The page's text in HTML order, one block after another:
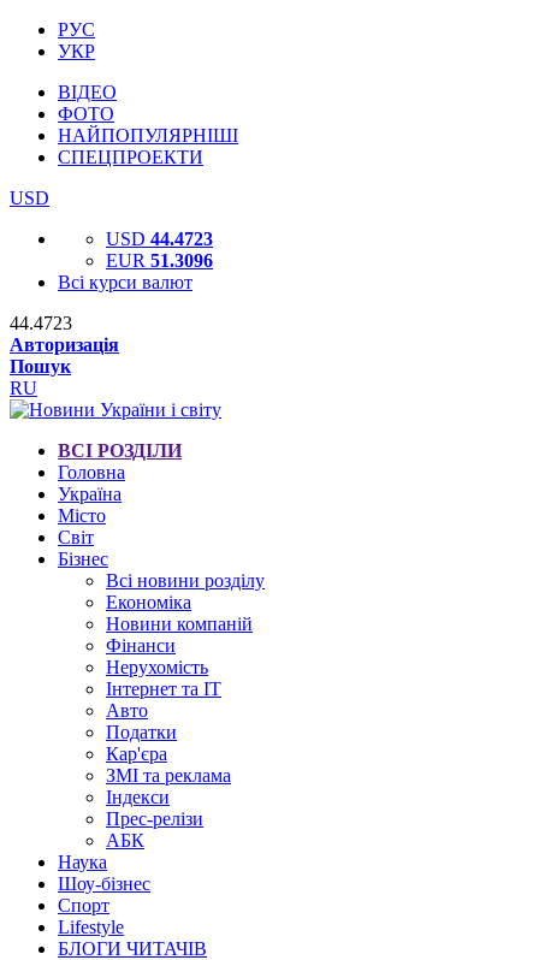
РУС
УКР
ВІДЕО
ФОТО
НАЙПОПУЛЯРНІШІ
СПЕЦПРОЕКТИ
USD
USD 44.4723
EUR 51.3096
Всі курси валют
44.4723
Авторизація
Пошук
RU
ВСІ РОЗДІЛИ
Головна
Україна
Місто
Світ
Бізнес
Всі новини розділу
Економіка
Новини компаній
Фінанси
Нерухомість
Інтернет та IT
Авто
Податки
Кар'єра
ЗМІ та реклама
Індекси
Прес-релізи
АБК
Наука
Шоу-бізнес
Спорт
Lifestyle
БЛОГИ ЧИТАЧІВ